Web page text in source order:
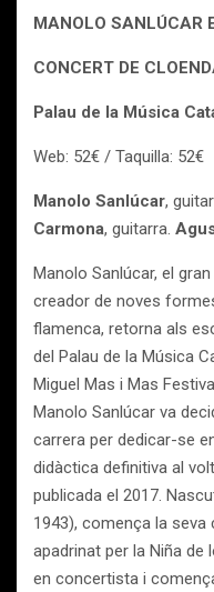
MANOLO SANLÚCAR
CONCERT DE
Palau de la Música
Web: 52€ / Taquilla: 52€
Manolo Sanlúcar,
Carmona, guitarra.
Manolo Sanlúcar, el
creador de noves
flamenca, retorna als
del Palau de la Música
Miguel Mas i Mas
Manolo Sanlúcar va
carrera per dedicar-se
didàctica definitiva al
publicada el 2017.
1943), comença la
apadrinat per la Niña de
en concertista i